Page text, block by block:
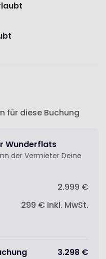
für diese Buchung
Wunderflats
der Vermieter Deine
2.999 €
299 € inkl. MwSt.
3.298 €